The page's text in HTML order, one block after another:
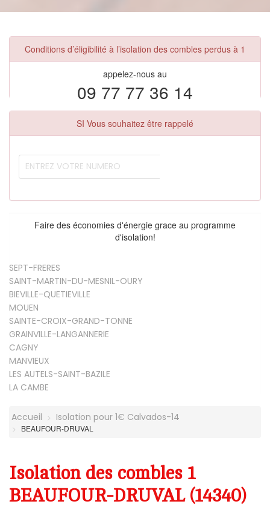
Conditions d’éligibilité à l’isolation des combles perdus à 1
appelez-nous au
09 77 77 36 14
SI Vous souhaitez être rappelé
Faire des économies d'énergie grace au programme
d'isolation!
SEPT-FRERES
SAINT-MARTIN-DU-MESNIL-OURY
BIEVILLE-QUETIEVILLE
MOUEN
SAINTE-CROIX-GRAND-TONNE
GRAINVILLE-LANGANNERIE
CAGNY
MANVIEUX
LES AUTELS-SAINT-BAZILE
LA CAMBE
Accueil Isolation pour 1€ Calvados-14
BEAUFOUR-DRUVAL
Isolation des combles 1
BEAUFOUR-DRUVAL (14340)